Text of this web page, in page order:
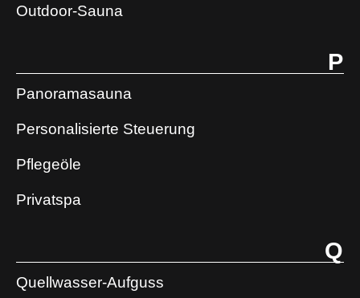
Outdoor-Sauna
P
Panoramasauna
Personalisierte Steuerung
Pflegeöle
Privatspa
Q
Quellwasser-Aufguss